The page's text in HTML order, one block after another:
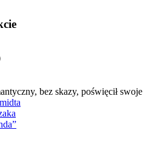
bez skazy, poświęcił swoje